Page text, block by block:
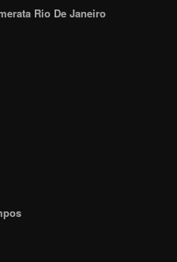
Rio De Janeiro